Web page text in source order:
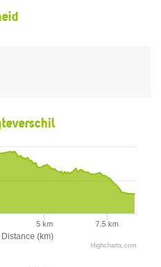
Distance (km)
5 km 7.5 km
Highcharts.com